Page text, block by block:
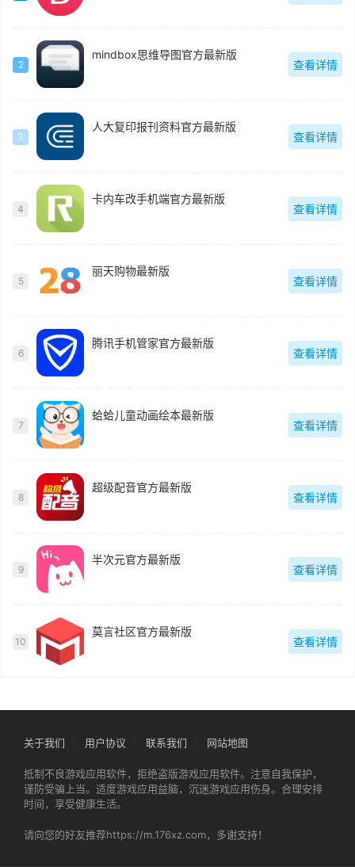
2
mindbox思维导图官方最新版
查看详情
3
人大复印报刊资料官方最新版
查看详情
4
卡内车改手机端官方最新版
查看详情
5
丽天购物最新版
查看详情
6
腾讯手机管家官方最新版
查看详情
7
蛤蛤儿童动画绘本最新版
查看详情
8
超级配音官方最新版
查看详情
9
半次元官方最新版
查看详情
10
莫言社区官方最新版
查看详情
关于我们 用户协议 联系我们 网站地图
抵制不良游戏应用软件，拒绝盗版游戏应用软件。注意自我保护，
谨防受骗上当。适度游戏应用益脑，沉迷游戏应用伤身。合理安排
时间，享受健康生活。
请向您的好友推荐https://m.176xz.com，多谢支持！